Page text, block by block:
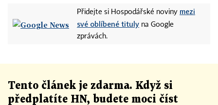
Přidejte si Hospodářské noviny mezi
své oblíbené tituly na Google
zprávách.
Tento článek je zdarma. Když si
předplatíte HN, budete moci číst